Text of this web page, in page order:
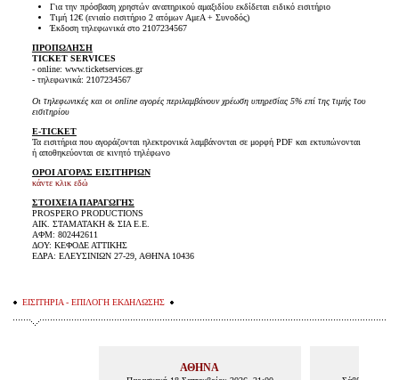
Για την πρόσβαση χρηστών αναπηρικού αμαξιδίου εκδίδεται ειδικό εισιτήριο
Τιμή 12€ (ενιαίο εισιτήριο 2 ατόμων ΑμεΑ + Συνοδός)
Έκδοση τηλεφωνικά στο 2107234567
ΠΡΟΠΩΛΗΣΗ
TICKET SERVICES
- online: www.ticketservices.gr
- τηλεφωνικά: 2107234567
Οι τηλεφωνικές και οι online αγορές περιλαμβάνουν χρέωση υπηρεσίας 5% επί της τιμής του
εισιτηρίου
E-TICKET
Τα εισιτήρια που αγοράζονται ηλεκτρονικά λαμβάνονται σε μορφή PDF και εκτυπώνονται
ή αποθηκεύονται σε κινητό τηλέφωνο
ΟΡΟΙ ΑΓΟΡΑΣ ΕΙΣΙΤΗΡΙΩΝ
κάντε κλικ εδώ
ΣΤΟΙΧΕΙΑ ΠΑΡΑΓΩΓΗΣ
PROSPERO PRODUCTIONS
ΑΙΚ. ΣΤΑΜΑΤΑΚΗ & ΣΙΑ Ε.Ε.
ΑΦΜ: 802442611
ΔΟΥ: ΚΕΦΟΔΕ ΑΤΤΙΚΗΣ
ΕΔΡΑ: ΕΛΕΥΣΙΝΙΩΝ 27-29, ΑΘΗΝΑ 10436
ΕΙΣΙΤΗΡΙΑ - ΕΠΙΛΟΓΗ ΕΚΔΗΛΩΣΗΣ
ΑΘΗΝΑ